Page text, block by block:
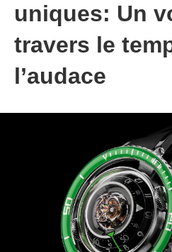
uniques: Un
travers le
l’audace